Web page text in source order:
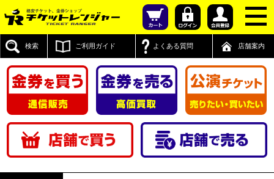
検索 ご利用ガイド よくある質問 店舗案内